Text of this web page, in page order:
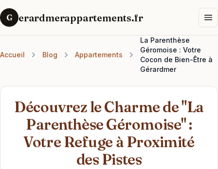
G erardmerappartements.fr
Accueil Blog Appartements
La Parenthèse
Géromoise : Votre
Cocon de Bien-Être à
Gérardmer
Découvrez le Charme de "La
Parenthèse Géromoise" :
Votre Refuge à Proximité
des Pistes